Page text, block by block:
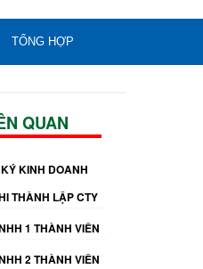
TỔNG HỢP
QUAN
KINH DOANH
THÀNH LẬP CTY
1 THÀNH VIÊN
2 THÀNH VIÊN